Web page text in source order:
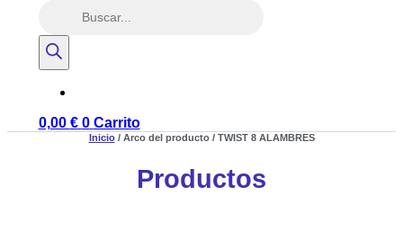
0,00 € 0 Carrito
Inicio/ Arco del producto / TWIST 8 ALAMBRES
Productos